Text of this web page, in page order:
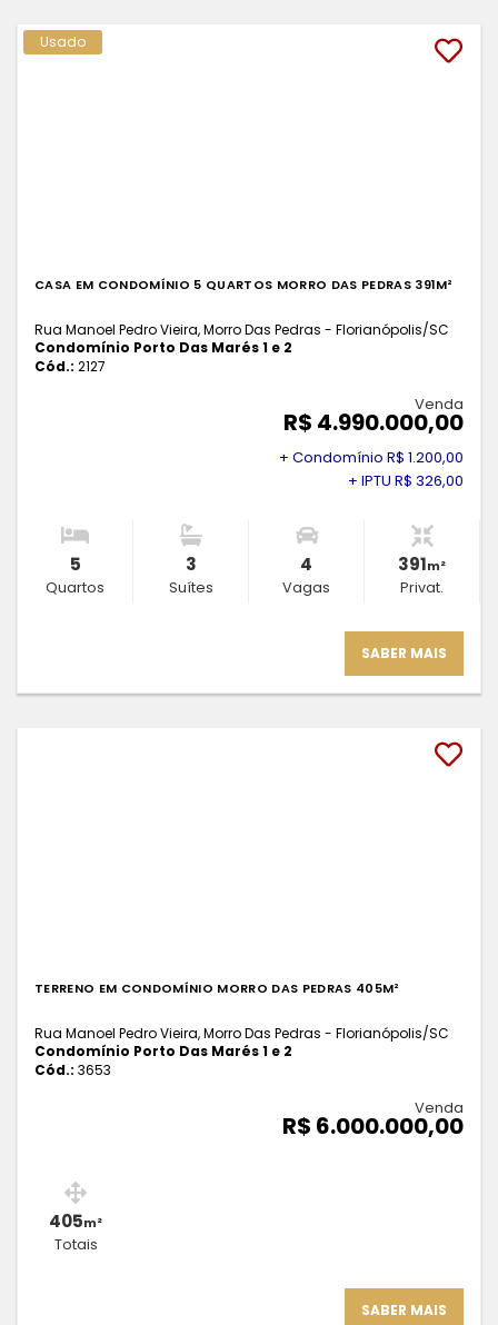
Usado
CASA EM CONDOMÍNIO 5 QUARTOS MORRO DAS PEDRAS 391M²
Rua Manoel Pedro Vieira, Morro Das Pedras - Florianópolis/SC
Condomínio Porto Das Marés 1 e 2
Cód.: 2127
Venda
R$ 4.990.000,00
+ Condomínio R$ 1.200,00
+ IPTU R$ 326,00
5
Quartos
3
Suítes
4
Vagas
391m²
Privat.
SABER MAIS
TERRENO EM CONDOMÍNIO MORRO DAS PEDRAS 405M²
Rua Manoel Pedro Vieira, Morro Das Pedras - Florianópolis/SC
Condomínio Porto Das Marés 1 e 2
Cód.: 3653
Venda
R$ 6.000.000,00
405m²
Totais
SABER MAIS